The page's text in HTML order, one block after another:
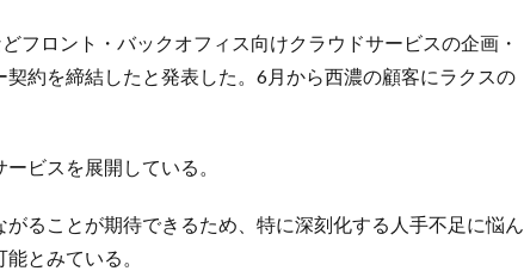
フロント・バックオフィス向けクラウドサービスの企画・
約を締結したと発表した。6月から西濃の顧客にラクスの
ビスを展開している。
ることが期待できるため、特に深刻化する人手不足に悩ん
とみている。